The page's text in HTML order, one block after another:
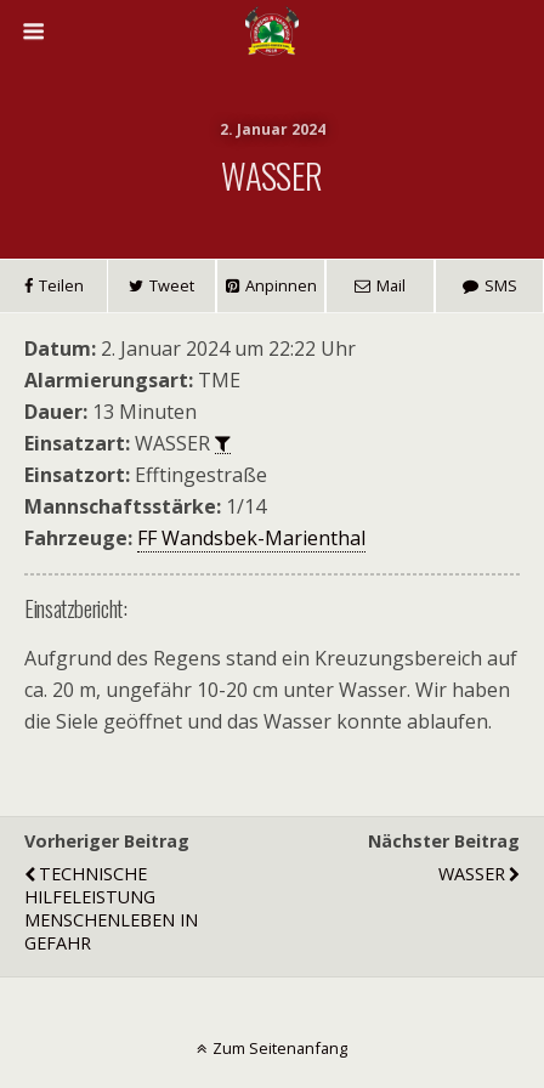
2. Januar 2024
WASSER
Teilen Tweet Anpinnen Mail SMS
Datum: 2. Januar 2024 um 22:22 Uhr
Alarmierungsart: TME
Dauer: 13 Minuten
Einsatzart:WASSER
Einsatzort: Efftingestraße
Mannschaftsstärke: 1/14
Fahrzeuge: FF Wandsbek-Marienthal
Einsatzbericht:
Aufgrund des Regens stand ein Kreuzungsbereich auf
ca. 20 m, ungefähr 10-20 cm unter Wasser. Wir haben
die Siele geöffnet und das Wasser konnte ablaufen.
Vorheriger Beitrag
TECHNISCHE
HILFELEISTUNG
MENSCHENLEBEN IN
GEFAHR
Nächster Beitrag
WASSER
Zum Seitenanfang